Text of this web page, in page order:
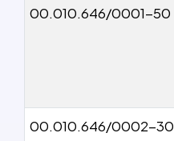
00.010.646/0001-50
00.010.646/0002-30